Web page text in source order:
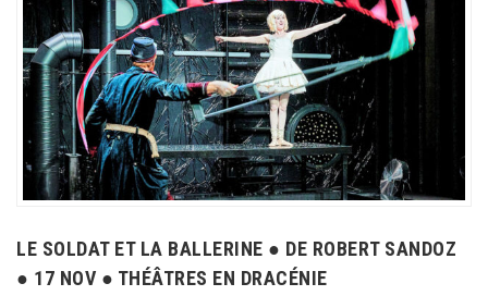
LE SOLDAT ET LA BALLERINE ● DE ROBERT SANDOZ
● 17 NOV ● THÉÂTRES EN DRACÉNIE